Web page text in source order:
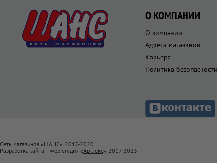
О КОМПАНИИ
О компании
Адреса магазинов
Карьера
Политика безопасности
Сеть магазинов «ШАНС», 2017-2020
Разработка сайта – web-студия «Артлекс», 2017-2023